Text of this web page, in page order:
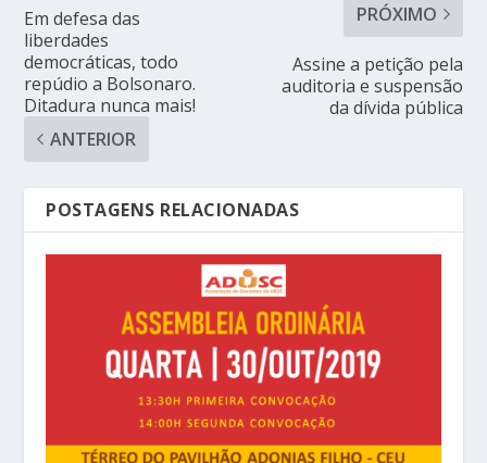
Em defesa das
liberdades
democráticas, todo
repúdio a Bolsonaro.
Ditadura nunca mais!
ANTERIOR
PRÓXIMO
Assine a petição pela
auditoria e suspensão
da dívida pública
POSTAGENS RELACIONADAS